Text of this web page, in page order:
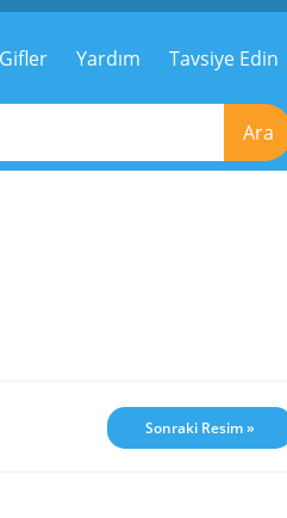
Yardım Tavsiye Edin
Ara
Sonraki Resim »